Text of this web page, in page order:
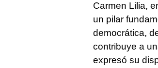
Carmen Lilia,
un pilar
democrática,
contribuye a
expresó su